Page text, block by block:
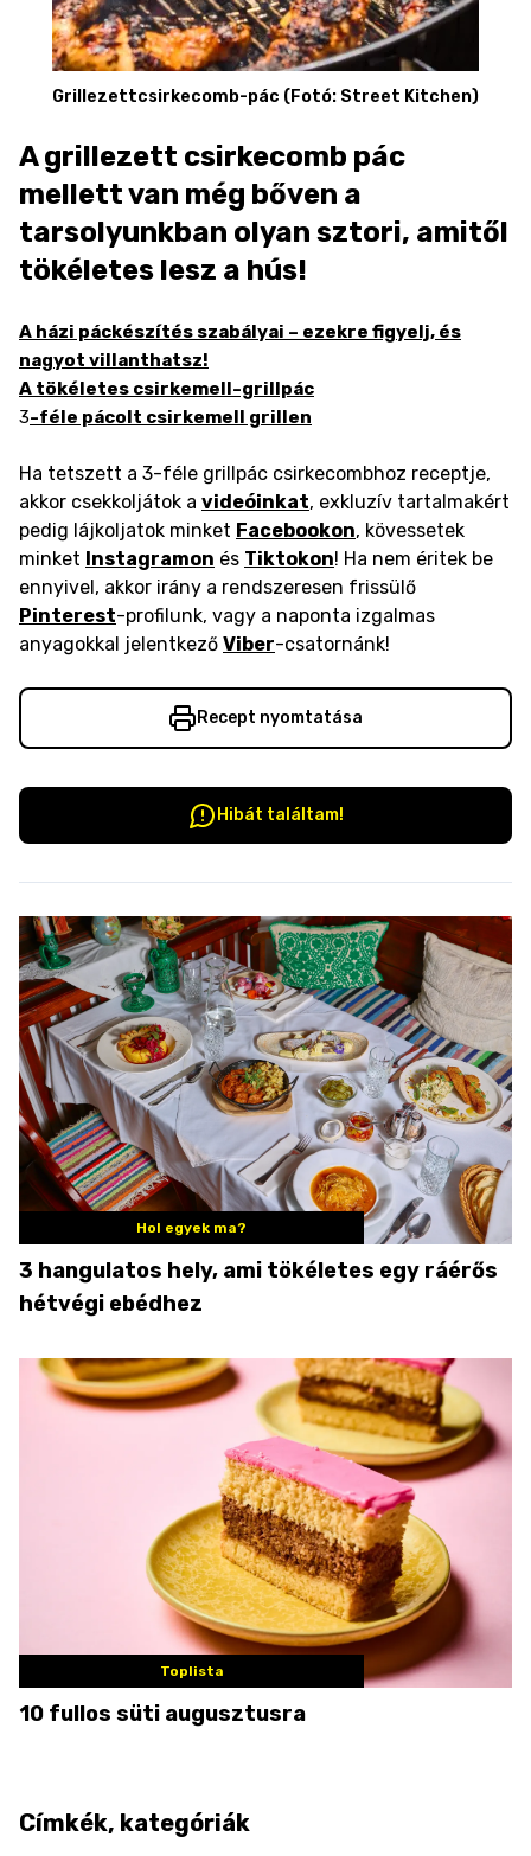
Grillezettcsirkecomb-pác (Fotó: Street Kitchen)
A grillezett csirkecomb pác
mellett van még bőven a
tarsolyunkban olyan sztori, amitől
tökéletes lesz a hús!
A házi páckészítés szabályai – ezekre figyelj, és
nagyot villanthatsz!
A tökéletes csirkemell-grillpác
3-féle pácolt csirkemell grillen
Ha tetszett a 3-féle grillpác csirkecombhoz receptje,
akkor csekkoljátok a videóinkat, exkluzív tartalmakért
pedig lájkoljatok minket Facebookon, kövessetek
minket Instagramon és Tiktokon! Ha nem éritek be
ennyivel, akkor irány a rendszeresen frissülő
Pinterest-profilunk, vagy a naponta izgalmas
anyagokkal jelentkező Viber-csatornánk!
Recept nyomtatása
Hibát találtam!
Hol egyek ma?
3 hangulatos hely, ami tökéletes egy ráérős
hétvégi ebédhez
Toplista
10 fullos süti augusztusra
Címkék, kategóriák